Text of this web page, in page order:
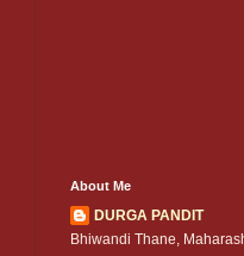
About Me
DURGA PANDIT
Bhiwandi Thane,